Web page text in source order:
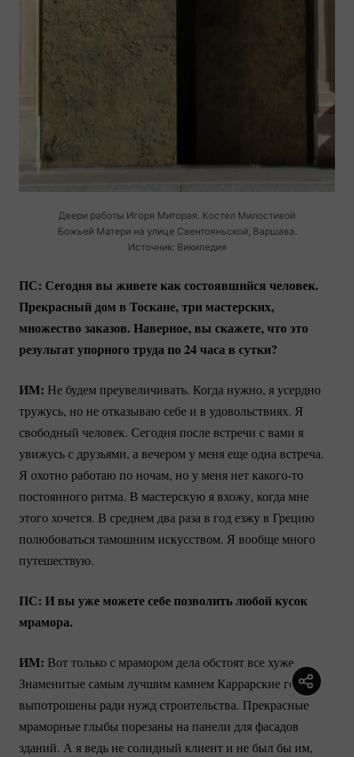
Двери работы Игоря Миторая. Костел Милостивой
Божьей Матери на улице Свентояньской, Варшава.
Источник: Википедия
ПС: Сегодня вы живете как состоявшийся человек.
Прекрасный дом в Тоскане, три мастерских,
множество заказов. Наверное, вы скажете, что это
результат упорного труда по 24 часа в сутки?
ИМ: Не будем преувеличивать. Когда нужно, я усердно
тружусь, но не отказываю себе и в удовольствиях. Я
свободный человек. Сегодня после встречи с вами я
увижусь с друзьями, а вечером у меня еще одна встреча.
Я охотно работаю по ночам, но у меня неткакого-то
постоянного ритма. В мастерскую я вхожу, когда мне
этого хочется. В среднем два раза в год езжу в Грецию
полюбоваться тамошним искусством. Я вообще много
путешествую.
ПС: И вы уже можете себе позволить любой кусок
мрамора.
ИМ: Вот только с мрамором дела обстоят все хуже.
Знаменитые самым лучшим камнем Каррарские горы
выпотрошены ради нужд строительства. Прекрасные
мраморные глыбы порезаны на панели для фасадов
зданий. А я ведь не солидный клиент и не был бы им,